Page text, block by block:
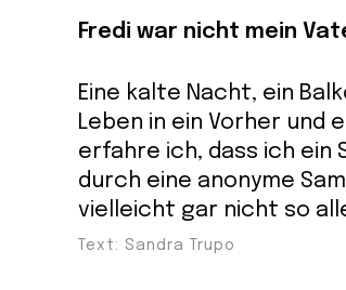
Fredi war nicht mein
Eine kalte Nacht, ein
Leben in ein Vorher und
erfahre ich, dass ich ein
durch eine anonyme
vielleicht gar nicht so
Text: Sandra Trupo